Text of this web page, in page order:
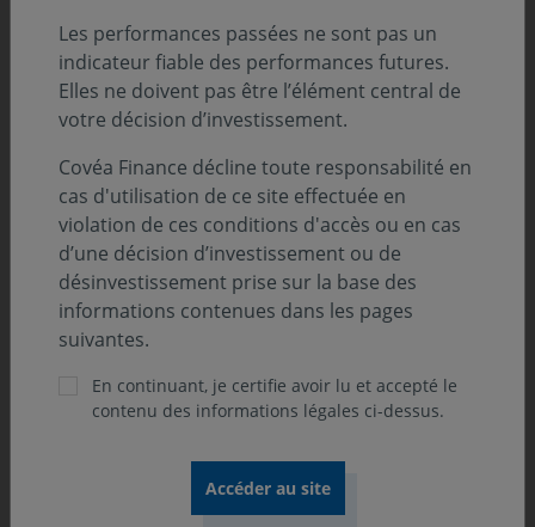
COMMUNIQUÉ 31 juillet 2026
Covéa Finance accélère son engagement
climat en rejoignant l’initiative
internationale Climate Action 100+
Covéa Finance annonce son adhésion à Climate Action
100+, l'une des principales initiatives internationales
d'engagement des investisseurs sur les enjeux
climatiques.
Note d'information - Prolongation
période de souscription
Les performances passées ne sont pas un
indicateur fiable des performances futures.
Elles ne doivent pas être l’élément central de
votre décision d’investissement.
Covéa Finance décline toute responsabilité en
cas d'utilisation de ce site effectuée en
violation de ces conditions d'accès ou en cas
d’une décision d’investissement ou de
désinvestissement prise sur la base des
informations contenues dans les pages
suivantes.
En continuant, je certifie avoir lu et accepté le
contenu des informations légales ci-dessus.